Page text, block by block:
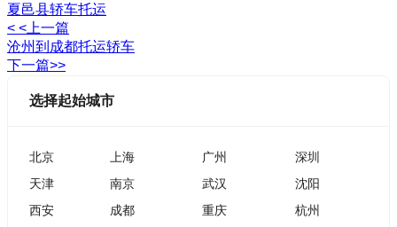
夏邑县轿车托运
< <上一篇
沧州到成都托运轿车
下一篇>>
选择起始城市
北京 上海 广州
深圳
天津
南京 武汉
沈阳
西安
成都 重庆
杭州